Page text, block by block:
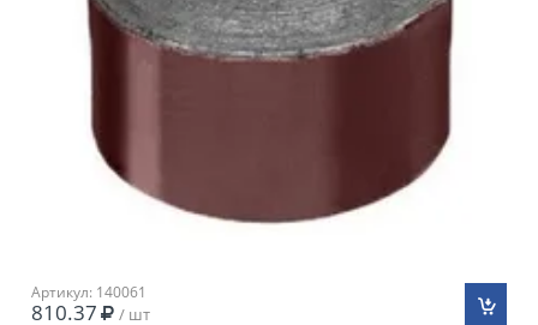
Артикул: 140061
810.37 / шт